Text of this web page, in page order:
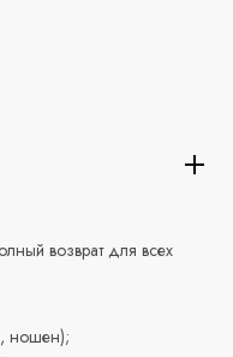
возврат для всех
ношен);